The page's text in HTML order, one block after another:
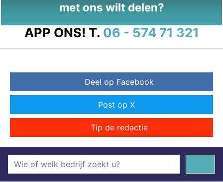
met ons wilt delen?
APP ONS! T. 06 - 574 71 321
Deel op Facebook
Post op X
Tip de redactie